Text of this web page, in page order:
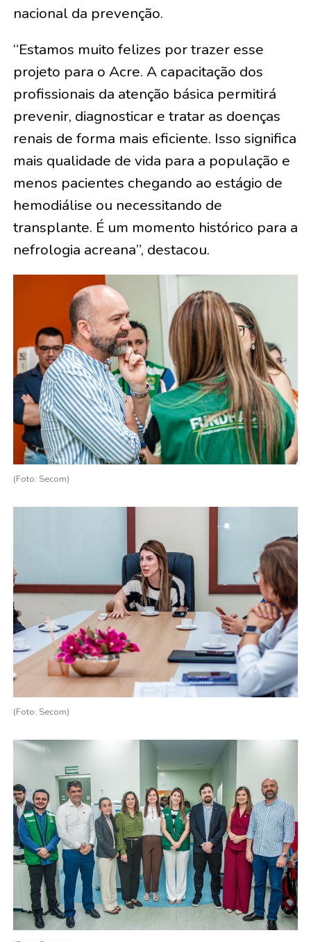
nacional da prevenção.
“Estamos muito felizes por trazer esse
projeto para o Acre. A capacitação dos
profissionais da atenção básica permitirá
prevenir, diagnosticar e tratar as doenças
renais de forma mais eficiente. Isso significa
mais qualidade de vida para a população e
menos pacientes chegando ao estágio de
hemodiálise ou necessitando de
transplante. É um momento histórico para a
nefrologia acreana”, destacou.
(Foto: Secom)
(Foto: Secom)